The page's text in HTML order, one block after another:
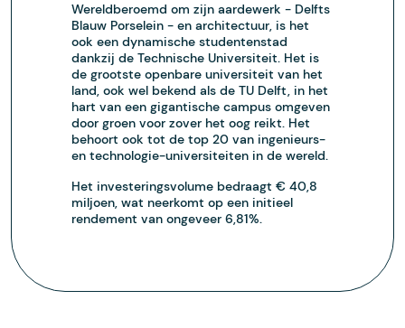
Wereldberoemd om zijn aardewerk - Delfts
Blauw Porselein - en architectuur, is het
ook een dynamische studentenstad
dankzij de Technische Universiteit. Het is
de grootste openbare universiteit van het
land, ook wel bekend als de TU Delft, in het
hart van een gigantische campus omgeven
door groen voor zover het oog reikt. Het
behoort ook tot de top 20 van ingenieurs-
en technologie-universiteiten in de wereld.
Het investeringsvolume bedraagt € 40,8
miljoen, wat neerkomt op een initieel
rendement van ongeveer 6,81%.